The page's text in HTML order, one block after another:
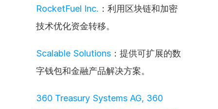
RocketFuel Inc. ：利用区块链和加密
技术优化资金转移。
Scalable Solutions ：提供可扩展的数
字钱包和金融产品解决方案。
360 Treasury Systems AG, 360